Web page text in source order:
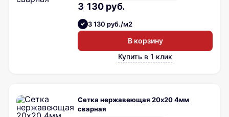
3 130 руб.
3 130 руб./м2
В корзину
Купить в 1 клик
Сетка нержавеющая 20х20 4мм
сварная